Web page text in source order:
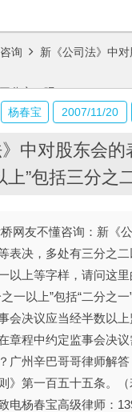
询 新《公司法》中
分之二吗？
中对股东会的
上”包括三分之
网友不懂咨询：新《
表决，多处有三分之
以上等字样，请问这里
一以上”包括“二分之
会决议应当经半数以
章程中约定监事会决
广州辛巴哥哥律师解
》第一百五十五条。
电杨春宝高级律师：
杨春宝 2007/11/20